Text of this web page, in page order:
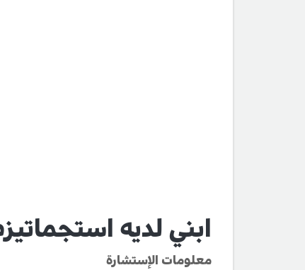
ابني لديه
معلومات الإستشارة